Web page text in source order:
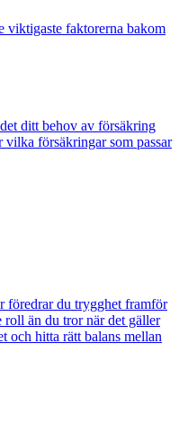
viktigaste faktorerna bakom
ditt behov av försäkring
försäkringar som passar
föredrar du trygghet framför
roll än du tror när det gäller
och hitta rätt balans mellan